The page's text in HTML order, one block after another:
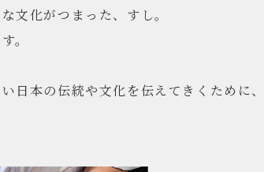
文化がつまった、すし。
。
日本の伝統や文化を伝えてきくために